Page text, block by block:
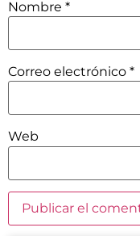
Nombre *
Correo electrónico *
Web